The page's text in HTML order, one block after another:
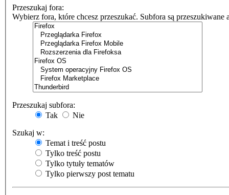
Przeszukaj fora:
Wybierz fora, które chcesz przeszukać. Subfora są
Przeszukaj subfora:
Tak
Nie
Szukaj w:
Temat i treść postu
Tylko treść postu
Tylko tytuły tematów
Tylko pierwszy post tematu